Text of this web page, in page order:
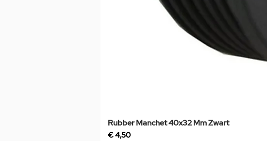
Rubber Manchet 40x32 Mm Zwart
Prijs
€ 4,50